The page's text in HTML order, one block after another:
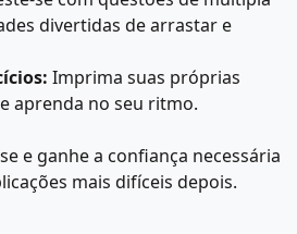
divertidas de arrastar e
Imprima suas próprias
aprenda no seu ritmo.
e ganhe a confiança necessária
mais difíceis depois.